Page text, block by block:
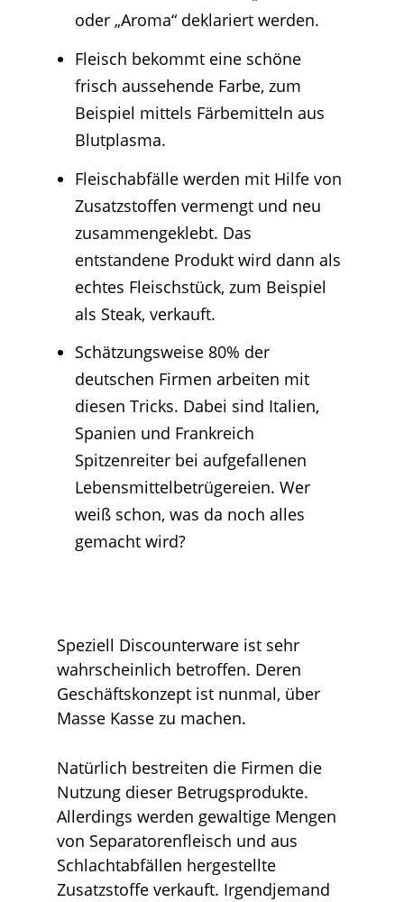
oder „Aroma“ deklariert werden.
Fleisch bekommt eine schöne
frisch aussehende Farbe, zum
Beispiel mittels Färbemitteln aus
Blutplasma.
Fleischabfälle werden mit Hilfe von
Zusatzstoffen vermengt und neu
zusammengeklebt. Das
entstandene Produkt wird dann als
echtes Fleischstück, zum Beispiel
als Steak, verkauft.
Schätzungsweise 80% der
deutschen Firmen arbeiten mit
diesen Tricks. Dabei sind Italien,
Spanien und Frankreich
Spitzenreiter bei aufgefallenen
Lebensmittelbetrügereien. Wer
weiß schon, was da noch alles
gemacht wird?
Speziell Discounterware ist sehr
wahrscheinlich betroffen. Deren
Geschäftskonzept ist nunmal, über
Masse Kasse zu machen.
Natürlich bestreiten die Firmen die
Nutzung dieser Betrugsprodukte.
Allerdings werden gewaltige Mengen
von Separatorenfleisch und aus
Schlachtabfällen hergestellte
Zusatzstoffe verkauft. Irgendjemand